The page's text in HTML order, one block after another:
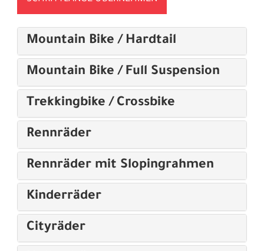
Mountain Bike / Hardtail
Mountain Bike / Full Suspension
Trekkingbike / Crossbike
Rennräder
Rennräder mit Slopingrahmen
Kinderräder
Cityräder